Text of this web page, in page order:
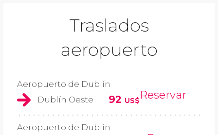
Traslados
aeropuerto
Aeropuerto de Dublín
Dublín Oeste
92 US$Reservar
Aeropuerto de Dublín